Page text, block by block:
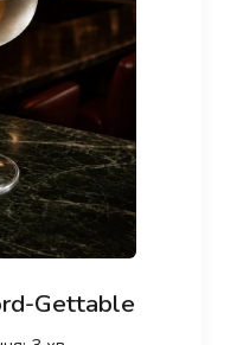
Gettable